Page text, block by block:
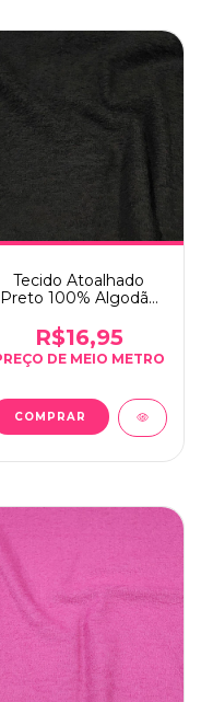
Tecido Atoalhado
Preto 100% Algodão
1,40m
R$16,95